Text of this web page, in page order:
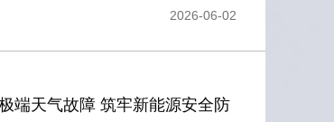
2026-06-02
端天气故障 筑牢新能源安全防